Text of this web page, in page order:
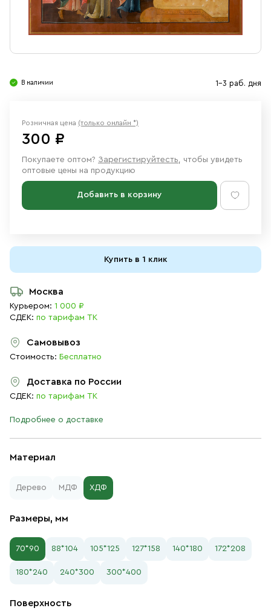
Свечи
Ювелирные изделия
В наличии 1-3 раб. дня
Материал
Дерево МДФ ХДФ
Размеры, мм
70*90 88*104 105*125 127*158 140*180 172*208
180*240 240*300 300*400
Поверхность
Розничная цена (только онлайн *)
300 ₽
Покупаете оптом? Зарегистируйтесть, чтобы увидеть
оптовые цены на продукцию
Добавить в корзину
Купить в 1 клик
Москва
Курьером: 1 000 ₽
СДЕК: по тарифам ТК
Самовывоз
Стоимость: Бесплатно
Доставка по России
СДЕК: по тарифам ТК
Подробнее о доставке